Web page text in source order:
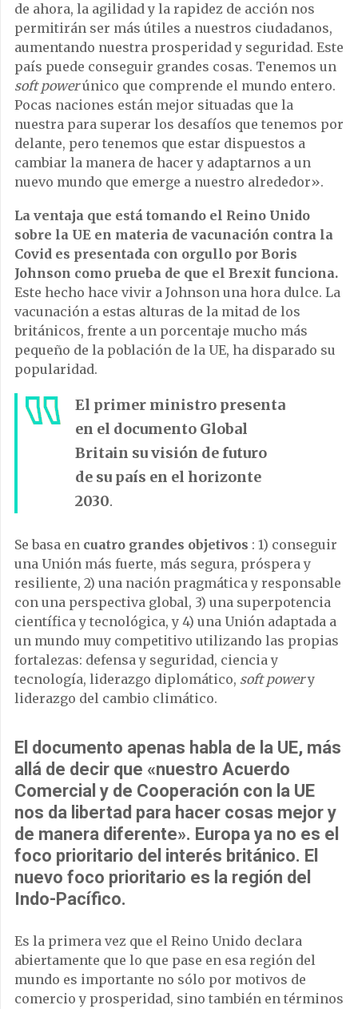
de ahora, la agilidad y la rapidez de acción nos
permitirán ser más útiles a nuestros ciudadanos,
aumentando nuestra prosperidad y seguridad. Este
país puede conseguir grandes cosas. Tenemos un
soft powerúnico que comprende el mundo entero.
Pocas naciones están mejor situadas que la
nuestra para superar los desafíos que tenemos por
delante, pero tenemos que estar dispuestos a
cambiar la manera de hacer y adaptarnos a un
nuevo mundo que emerge a nuestro alrededor».
La ventaja que está tomando el Reino Unido
sobre la UE en materia de vacunación contra la
Covid es presentada con orgullo por Boris
Johnson como prueba de que el Brexit funciona.
Este hecho hace vivir a Johnson una hora dulce. La
vacunación a estas alturas de la mitad de los
británicos, frente a un porcentaje mucho más
pequeño de la población de la UE, ha disparado su
popularidad.
El primer ministro presenta
en el documento Global
Britain su visión de futuro
de su país en el horizonte
2030.
Se basa en cuatro grandes objetivos : 1) conseguir
una Unión más fuerte, más segura, próspera y
resiliente, 2) una nación pragmática y responsable
con una perspectiva global, 3) una superpotencia
científica y tecnológica, y 4) una Unión adaptada a
un mundo muy competitivo utilizando las propias
fortalezas: defensa y seguridad, ciencia y
tecnología, liderazgo diplomático, soft powery
liderazgo del cambio climático.
El documento apenas habla de la UE, más
allá de decir que «nuestro Acuerdo
Comercial y de Cooperación con la UE
nos da libertad para hacer cosas mejor y
de manera diferente». Europa ya no es el
foco prioritario del interés británico. El
nuevo foco prioritario es la región del
Indo-Pacífico.
Es la primera vez que el Reino Unido declara
abiertamente que lo que pase en esa región del
mundo es importante no sólo por motivos de
comercio y prosperidad, sino también en términos